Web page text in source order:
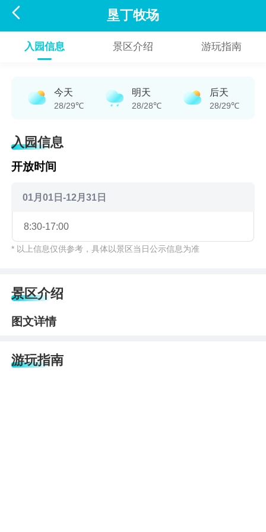
 垦丁牧场
入园信息 景区介绍 游玩指南
今天
28/29℃
明天
28/28℃
后天
28/29℃
入园信息
开放时间
01月01日-12月31日
8:30-17:00
* 以上信息仅供参考，具体以景区当日公示信息为准
景区介绍
图文详情
游玩指南